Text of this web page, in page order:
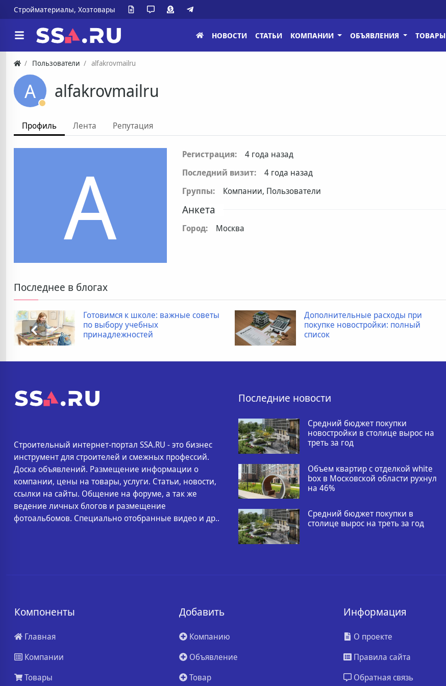
Стройматериалы, Хозтовары
НОВОСТИ СТАТЬИ КОМПАНИИ ОБЪЯВЛЕНИЯ ТОВАРЫ
Пользователи alfakrovmailru
A alfakrovmailru
Профиль Лента Репутация
A Регистрация:
4 года назад
Последний визит:
4 года назад
Группы:
Компании, Пользователи
Анкета
Город: Москва
Последнее в блогах
Готовимся к школе: важные советы
по выбору учебных
принадлежностей
Дополнительные расходы при
покупке новостройки: полный
список
Строительный интернет-портал SSA.RU - это бизнес
инструмент для строителей и смежных профессий.
Доска объявлений. Размещение информации о
компании, цены на товары, услуги. Статьи, новости,
ссылки на сайты. Общение на форуме, а так же
ведение личных блогов и размещение
фотоальбомов. Специально отобранные видео и др..
Последние новости
Средний бюджет покупки
новостройки в столице вырос на
треть за год
Объем квартир с отделкой white
box в Московской области рухнул
на 46%
Средний бюджет покупки в
столице вырос на треть за год
Компоненты
Главная
Компании
Товары
Добавить
Компанию
Объявление
Товар
Информация
О проекте
Правила сайта
Обратная связь